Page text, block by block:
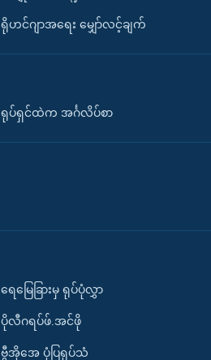
ရိုဟင်ဂျာအရေး မျှော်လင့်ချက်
ရုပ်ရှင်ထဲက အင်္ဂလိပ်စာ
ရေမြေခြားမှ ရုပ်ပုံလွှာ
ပိုလီဂရပ်ဖ်.အင်ဖို
ဗွီအိုအေ ပုံပြရုပ်သံ